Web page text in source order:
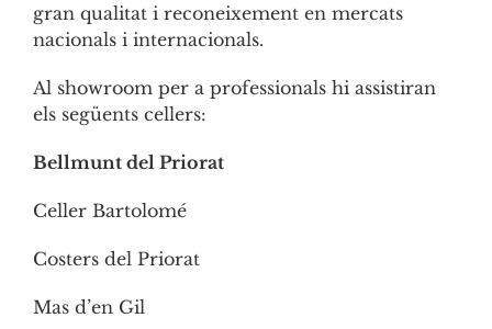
gran qualitat i reconeixement en mercats
nacionals i internacionals.
Al showroom per a professionals hi assistiran
els següents cellers:
Bellmunt del Priorat
Celler Bartolomé
Costers del Priorat
Mas d’en Gil